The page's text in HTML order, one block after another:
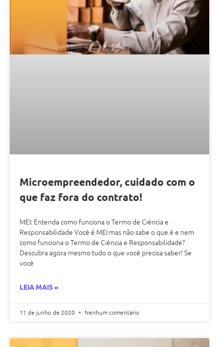
Microempreendedor, cuidado com o
que faz fora do contrato!
MEI: Entenda como funciona o Termo de Ciência e
Responsabilidade Você é MEI mas não sabe o que é e nem
como funciona o Termo de Ciência e Responsabilidade?
Descubra agora mesmo tudo o que você precisa saber! Se
você
LEIA MAIS »
11 de junho de 2020 Nenhum comentário